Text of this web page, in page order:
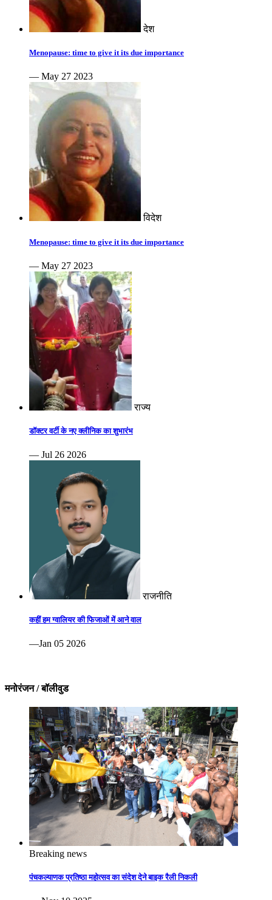
देश
Menopause: time to give it its due importance
— May 27 2023
विदेश
Menopause: time to give it its due importance
— May 27 2023
राज्य
डॉक्टर वर्टी के नए क्लीनिक का शुभारंभ
— Jul 26 2026
राजनीति
कहीं हम ग्वालियर की फिजाओं में आने वाल
—Jan 05 2026
मनोरंजन / बॉलीवुड
Breaking news
पंचकल्याणक प्रतिष्ठा महोत्सव का संदेश देने बाइक रैली निकली